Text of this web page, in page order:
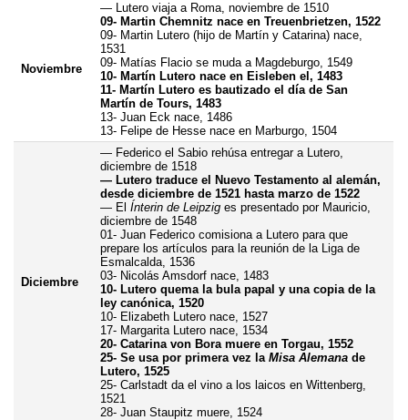
Noviembre
— Lutero viaja a Roma, noviembre de 1510
09- Martin Chemnitz nace en Treuenbrietzen, 1522
09- Martin Lutero (hijo de Martín y Catarina) nace,
1531
09- Matías Flacio se muda a Magdeburgo, 1549
10- Martín Lutero nace en Eisleben el, 1483
11- Martín Lutero es bautizado el día de San
Martín de Tours, 1483
13- Juan Eck nace, 1486
13- Felipe de Hesse nace en Marburgo, 1504
Diciembre
— Federico el Sabio rehúsa entregar a Lutero,
diciembre de 1518
— Lutero traduce el Nuevo Testamento al alemán,
desde diciembre de 1521 hasta marzo de 1522
— El Ínterin de Leipzig es presentado por Mauricio,
diciembre de 1548
01- Juan Federico comisiona a Lutero para que
prepare los artículos para la reunión de la Liga de
Esmalcalda, 1536
03- Nicolás Amsdorf nace, 1483
10- Lutero quema la bula papal y una copia de la
ley canónica, 1520
10- Elizabeth Lutero nace, 1527
17- Margarita Lutero nace, 1534
20- Catarina von Bora muere en Torgau, 1552
25- Se usa por primera vez la Misa Alemana de
Lutero, 1525
25- Carlstadt da el vino a los laicos en Wittenberg,
1521
28- Juan Staupitz muere, 1524